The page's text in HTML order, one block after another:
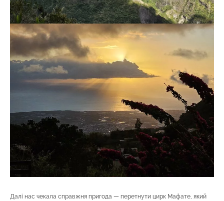
Далі нас чекала справжня пригода — перетнути цирк Мафате, який